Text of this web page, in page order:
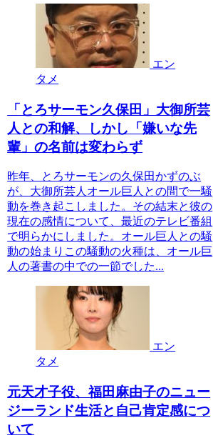
エン
タメ
「とろサーモン久保田」大御所芸
人との和解、しかし「嫌いな先
輩」の名前は変わらず
昨年、とろサーモンの久保田かずのぶ
が、大御所芸人オール巨人との間で一騒
動を巻き起こしました。その結末と彼の
現在の感情について、最近のテレビ番組
で明らかにしました。オール巨人との騒
動の始まりこの騒動の火種は、オール巨
人の著書の中での一節でした...
エン
タメ
元天才子役、福田麻由子のニュー
ジーランド生活と自己肯定感につ
いて